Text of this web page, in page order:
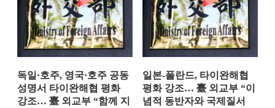
독일·호주, 영국·호주 공동
성명서 타이완해협 평화
강조… 臺 외교부 “함께 지
일본-폴란드, 타이완해협
평화 강조… 臺 외교부 “이
념적 동반자와 국제질서